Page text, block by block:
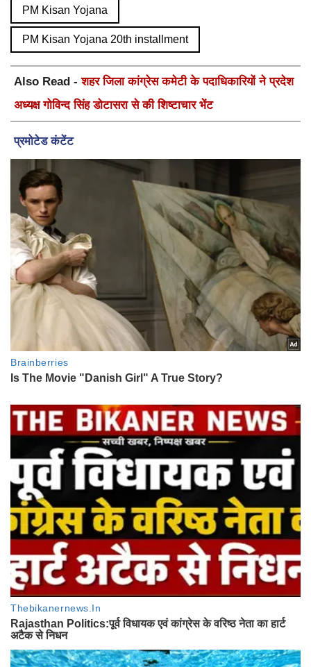
PM Kisan Yojana
PM Kisan Yojana 20th installment
Also Read -शहर जिला कांग्रेस कमेटी के पदाधिकारियों ने प्रदेश
अध्यक्ष गोविन्द सिंह डोटासरा से की शिष्टाचार भेंट